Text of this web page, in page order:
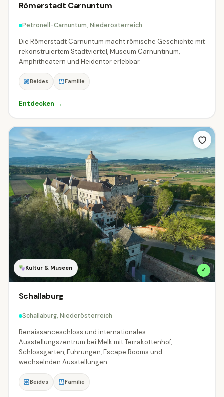
Römerstadt Carnuntum
Petronell-Carnuntum, Niederösterreich
Die Römerstadt Carnuntum macht römische Geschichte mit
rekonstruiertem Stadtviertel, Museum Carnuntinum,
Amphitheatern und Heidentor erlebbar.
Beides Familie
Entdecken →
Kultur & Museen ✓
Schallaburg
Schallaburg, Niederösterreich
Renaissanceschloss und internationales
Ausstellungszentrum bei Melk mit Terrakottenhof,
Schlossgarten, Führungen, Escape Rooms und
wechselnden Ausstellungen.
Beides Familie